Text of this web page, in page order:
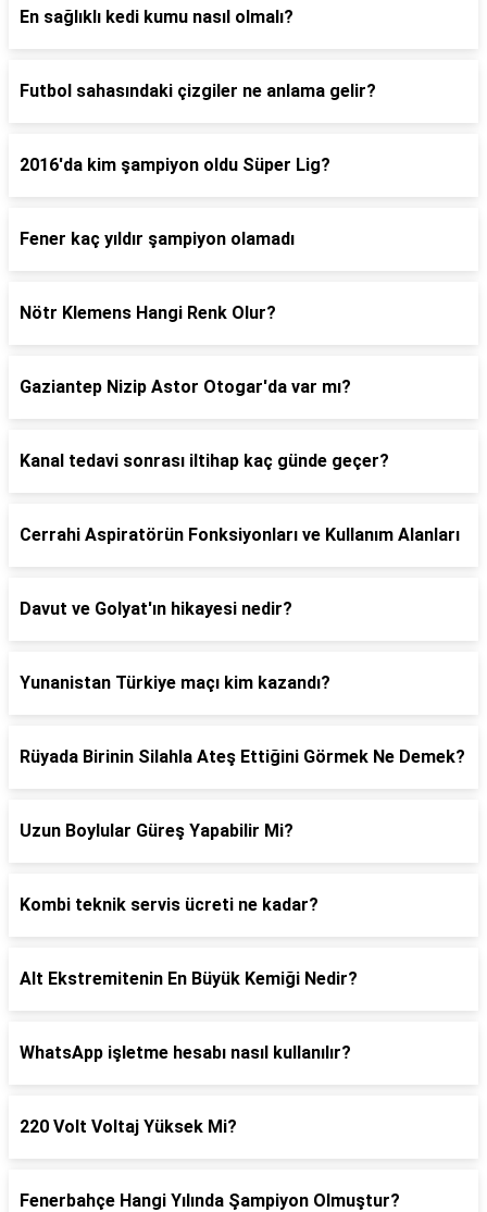
En sağlıklı kedi kumu nasıl olmalı?
Futbol sahasındaki çizgiler ne anlama gelir?
2016'da kim şampiyon oldu Süper Lig?
Fener kaç yıldır şampiyon olamadı
Nötr Klemens Hangi Renk Olur?
Gaziantep Nizip Astor Otogar'da var mı?
Kanal tedavi sonrası iltihap kaç günde geçer?
Cerrahi Aspiratörün Fonksiyonları ve Kullanım Alanları
Davut ve Golyat'ın hikayesi nedir?
Yunanistan Türkiye maçı kim kazandı?
Rüyada Birinin Silahla Ateş Ettiğini Görmek Ne Demek?
Uzun Boylular Güreş Yapabilir Mi?
Kombi teknik servis ücreti ne kadar?
Alt Ekstremitenin En Büyük Kemiği Nedir?
WhatsApp işletme hesabı nasıl kullanılır?
220 Volt Voltaj Yüksek Mi?
Fenerbahçe Hangi Yılında Şampiyon Olmuştur?